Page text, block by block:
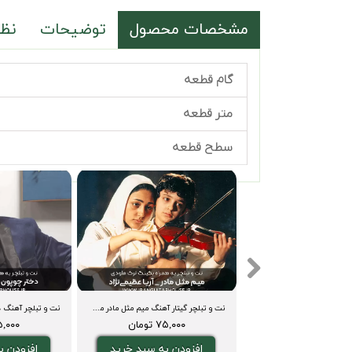
مشخصات محصول توضیحات
گام قطعه
متر قطعه
سطح قطعه
۷۵,۰۰۰
نت و تبلچر گیتار آهنگ میم مثل مادر مهیار فاضلی + آکورد و بکینگ ترک
۷۵,۰۰۰ تومان